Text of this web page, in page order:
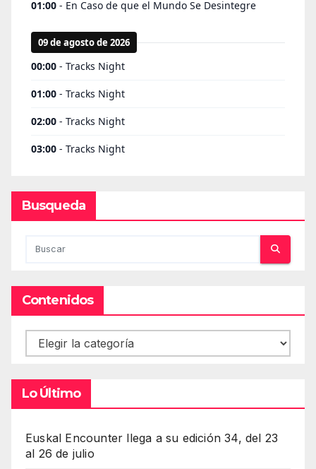
Busqueda
Contenidos
Contenidos
Lo Último
Euskal Encounter llega a su edición 34, del 23
al 26 de julio